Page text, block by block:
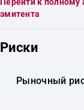
эмитента
Риски
Рыночный